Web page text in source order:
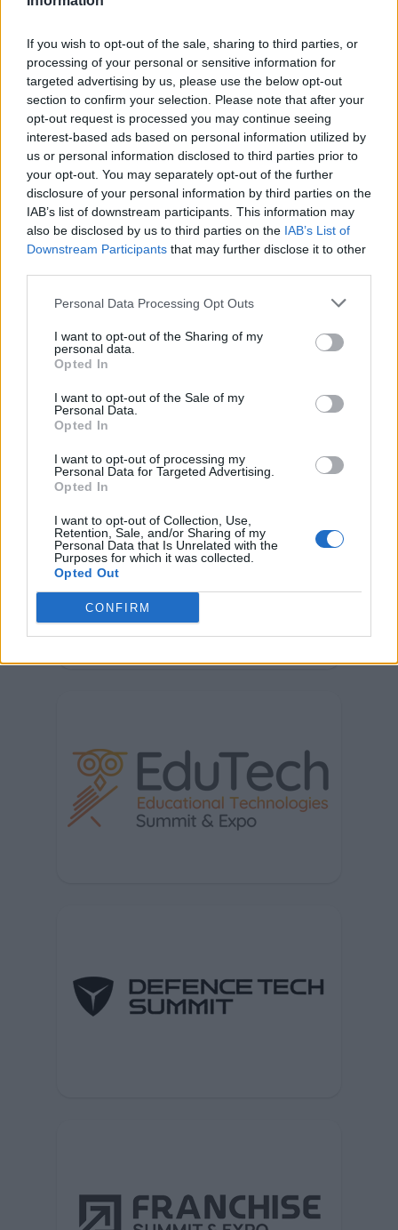
If you wish to opt-out of the sale, sharing to third parties, or
processing of your personal or sensitive information for
targeted advertising by us, please use the below opt-out
section to confirm your selection. Please note that after your
opt-out request is processed you may continue seeing
interest-based ads based on personal information utilized by
us or personal information disclosed to third parties prior to
your opt-out. You may separately opt-out of the further
disclosure of your personal information by third parties on the
IAB’s list of downstream participants. This information may
also be disclosed by us to third parties on the IAB’s List of
Downstream Participants that may further disclose it to other
Personal Data Processing Opt Outs
I want to opt-out of the Sharing of my
personal data.
Opted In
I want to opt-out of the Sale of my
Personal Data.
Opted In
I want to opt-out of processing my
Personal Data for Targeted Advertising.
Opted In
I want to opt-out of Collection, Use,
Retention, Sale, and/or Sharing of my
Personal Data that Is Unrelated with the
Purposes for which it was collected.
Opted Out
CONFIRM